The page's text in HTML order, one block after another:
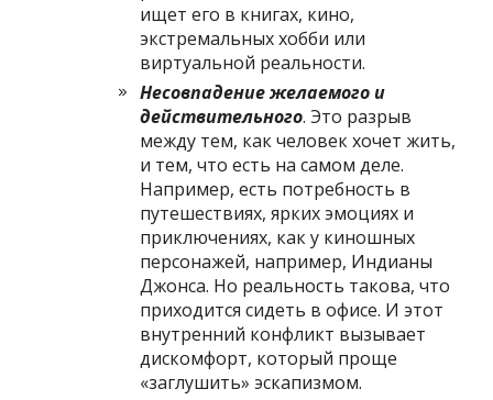
ищет его в книгах, кино,
экстремальных хобби или
виртуальной реальности.
Несовпадение желаемого и
действительного. Это разрыв
между тем, как человек хочет жить,
и тем, что есть на самом деле.
Например, есть потребность в
путешествиях, ярких эмоциях и
приключениях, как у киношных
персонажей, например, Индианы
Джонса. Но реальность такова, что
приходится сидеть в офисе. И этот
внутренний конфликт вызывает
дискомфорт, который проще
«заглушить» эскапизмом.